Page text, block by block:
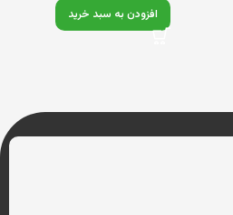
افزودن به سبد خرید